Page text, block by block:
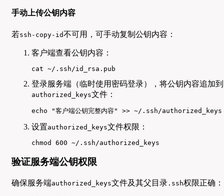
手动上传公钥内容
若ssh-copy-id不可用，可手动复制公钥内容：
客户端查看公钥内容：
cat ~/.ssh/id_rsa.pub
登录服务端（临时使用密码登录），将公钥内容追加到
authorized_keys文件：
echo "客户端公钥完整内容" >> ~/.ssh/authorized_keys
设置authorized_keys文件权限：
chmod 600 ~/.ssh/authorized_keys
验证服务端公钥权限
确保服务端authorized_keys文件及其父目录 .ssh权限正确：